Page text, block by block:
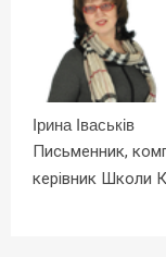
Ірина Іваськів
Письменник,
керівник Школи